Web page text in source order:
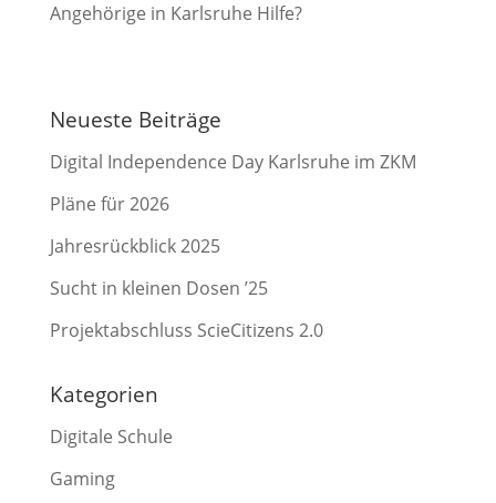
Angehörige in Karlsruhe Hilfe?
Neueste Beiträge
Digital Independence Day Karlsruhe im ZKM
Pläne für 2026
Jahresrückblick 2025
Sucht in kleinen Dosen ’25
Projektabschluss ScieCitizens 2.0
Kategorien
Digitale Schule
Gaming